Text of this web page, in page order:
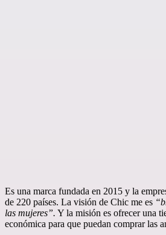
Es una marca fundada en 2015 y la
de 220 países. La visión de Chic me es
las mujeres”. Y la misión es ofrecer una
económica para que puedan comprar las